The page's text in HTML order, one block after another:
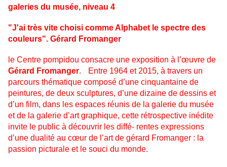
galeries du musée, niveau 4
"J'ai très vite choisi comme Alphabet le spectre des
couleurs". Gérard Fromanger
le Centre pompidou consacre une exposition à l’œuvre de
Gérard Fromanger. Entre 1964 et 2015, à travers un
parcours thématique composé d’une cinquantaine de
peintures, de deux sculptures, d’une dizaine de dessins et
d’un film, dans les espaces réunis de la galerie du musée
et de la galerie d’art graphique, cette rétrospective inédite
invite le public à découvrir les diffé- rentes expressions
d’une dualité au cœur de l’art de gérard Fromanger : la
passion picturale et le souci du monde.